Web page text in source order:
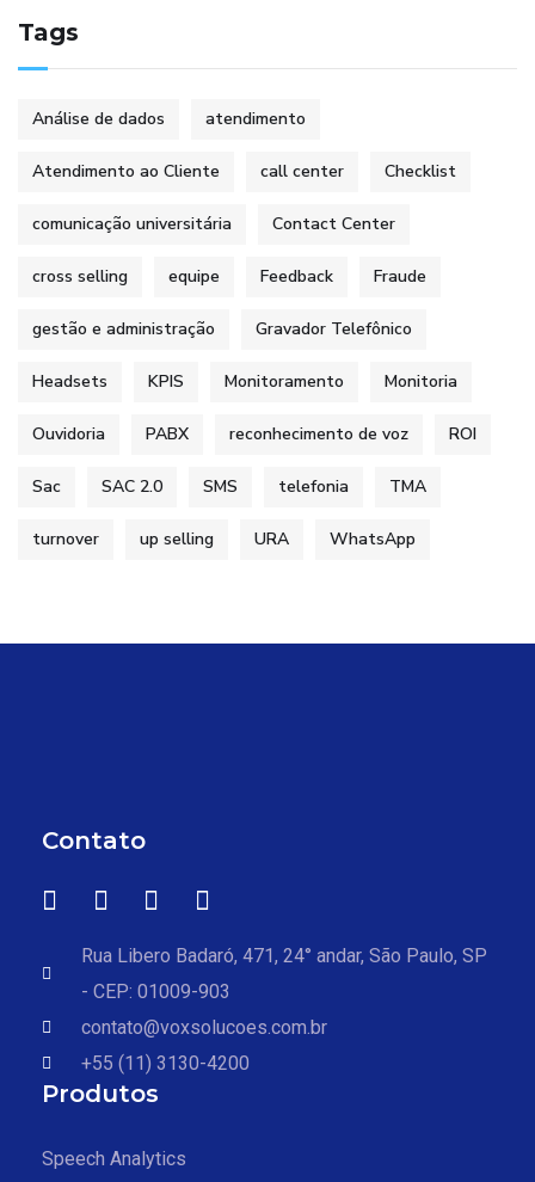
Tags
Análise de dados atendimento
Atendimento ao Cliente call center Checklist
comunicação universitária Contact Center
cross selling equipe Feedback Fraude
gestão e administração Gravador Telefônico
Headsets KPIS Monitoramento Monitoria
Ouvidoria PABX reconhecimento de voz ROI
Sac SAC 2.0 SMS telefonia TMA
turnover up selling URA WhatsApp
Contato
Rua Libero Badaró, 471, 24° andar, São Paulo, SP
- CEP: 01009-903
contato@voxsolucoes.com.br
+55 (11) 3130-4200
Produtos
Speech Analytics